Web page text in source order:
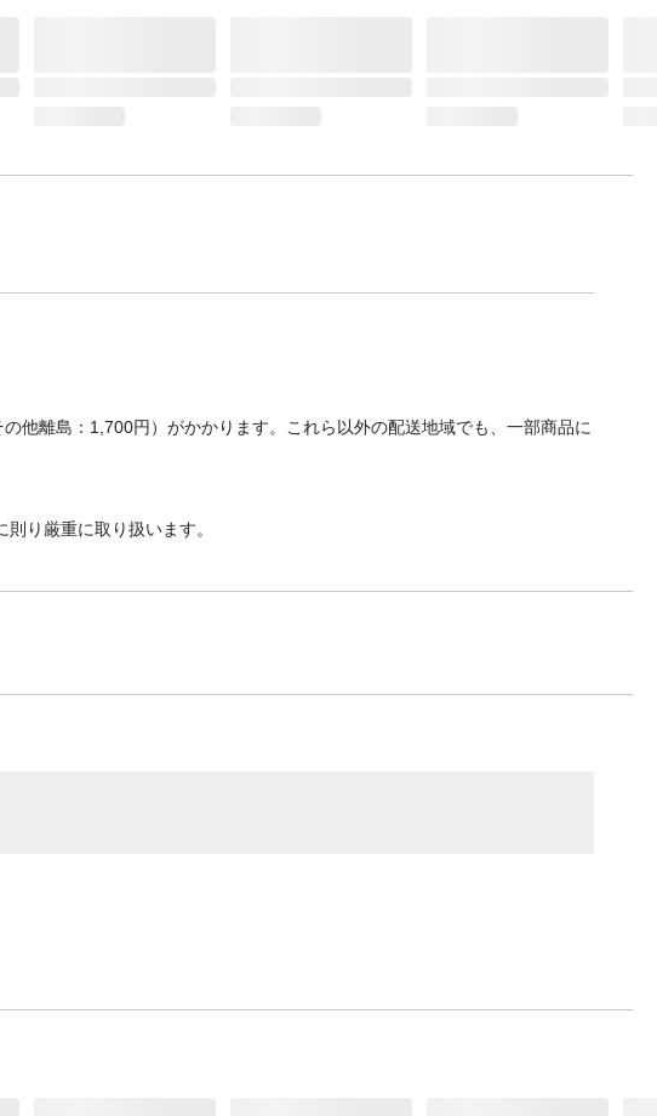
他離島：1,700円）がかかります。これら以外の配送地域でも、一部商品に
り厳重に取り扱います。